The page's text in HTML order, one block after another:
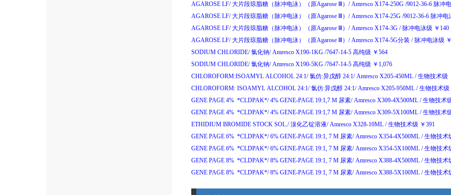
AGAROSE LF/ 大片段琼脂糖 （ 脉冲电泳）（ 原Agarose ）/ Amresco X174-250G /9012-36-6 脉冲
AGAROSE LF/ 大片段琼脂糖 （ 脉冲电泳）（ 原Agarose ）/ Amresco X174-25G /9012-36-6 脉冲电
AGAROSE LF/ 大片段琼脂糖 （ 脉冲电泳）（ 原Agarose ）/ Amresco X174-3G / 脉冲电泳级 ￥ 140
AGAROSE LF/ 大片段琼脂糖 （ 脉冲电泳）（ 原Agarose ）/ Amresco X174-5G分装 / 脉冲电泳级 ￥
SODIUM CHLORIDE/ 氯化钠/ Amresco X190-1KG /7647-14-5 高纯级 ￥ 564
SODIUM CHLORIDE/ 氯化钠/ Amresco X190-5KG /7647-14-5 高纯级 ￥ 1,076
CHLOROFORM:ISOAMYL ALCOHOL 24:1/ 氯仿:异戊醇 24:1/ Amresco X205-450ML / 生物技术级
CHLOROFORM: ISOAMYL ALCOHOL 24:1/ 氯仿:异戊醇 24:1/ Amresco X205-950ML / 生物技术级
GENE PAGE 4% *CLDPAK*/ 4% GENE-PAGE 19:1,7 M 尿素/ Amresco X309-4X500ML / 生物技术
GENE PAGE 4% *CLDPAK*/ 4% GENE-PAGE 19:1,7 M 尿素/ Amresco X309-5X100ML / 生物技术
ETHIDIUM BROMIDE STOCK SOL./ 溴化乙锭溶液/ Amresco X328-10ML / 生物技术级 ￥ 391
GENE PAGE 6% *CLDPAK*/ 6% GENE-PAGE 19:1, 7 M 尿素/ Amresco X354-4X500ML / 生物技术
GENE PAGE 6% *CLDPAK*/ 6% GENE-PAGE 19:1, 7 M 尿素/ Amresco X354-5X100ML / 生物技术
GENE PAGE 8% *CLDPAK*/ 8% GENE-PAGE 19:1, 7 M 尿素/ Amresco X388-4X500ML / 生物技术
GENE PAGE 8% *CLDPAK*/ 8% GENE-PAGE 19:1, 7 M 尿素/ Amresco X388-5X100ML / 生物技术